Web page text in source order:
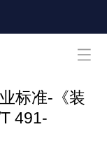
标准-《装
491-